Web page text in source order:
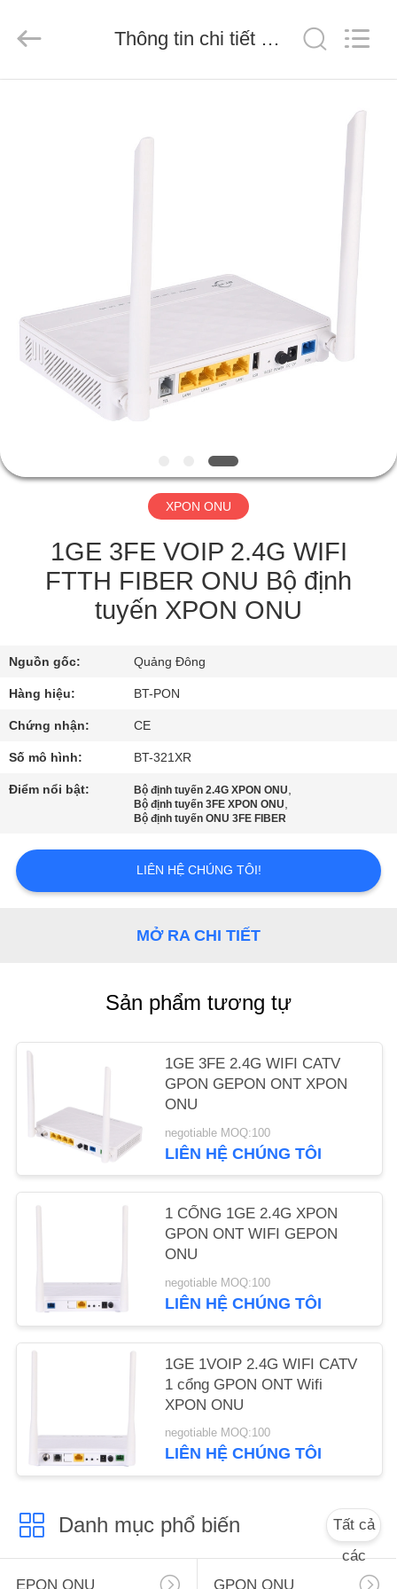
CHÚNG
TÔI
NHÀ
KIỂM
SOÁT
LIÊN
HỆ
CHÚNG
TÔI
CẦU
BÁO
TRANG
PRIVACY
POLICY
Ltd..
Thông tin chi tiết sản phẩm
XPON ONU
1GE 3FE VOIP 2.4G WIFI
FTTH FIBER ONU Bộ định
tuyến XPON ONU
Nguồn gốc: Quảng Đông
Hàng hiệu: BT-PON
Chứng nhận: CE
Số mô hình: BT-321XR
Điểm nổi bật: Bộ định tuyến 2.4G XPON ONU,
Bộ định tuyến 3FE XPON ONU,
Bộ định tuyến ONU 3FE FIBER
LIÊN HỆ CHÚNG TÔI!
MỞ RA CHI TIẾT
Sản phẩm tương tự
1GE 3FE 2.4G WIFI CATV
GPON GEPON ONT XPON
ONU
negotiable MOQ:100
LIÊN HỆ CHÚNG TÔI
1 CỔNG 1GE 2.4G XPON
GPON ONT WIFI GEPON
ONU
negotiable MOQ:100
LIÊN HỆ CHÚNG TÔI
1GE 1VOIP 2.4G WIFI CATV
1 cổng GPON ONT Wifi
XPON ONU
negotiable MOQ:100
LIÊN HỆ CHÚNG TÔI
Danh mục phổ biến
Tất cả
các
EPON ONU
GPON ONU